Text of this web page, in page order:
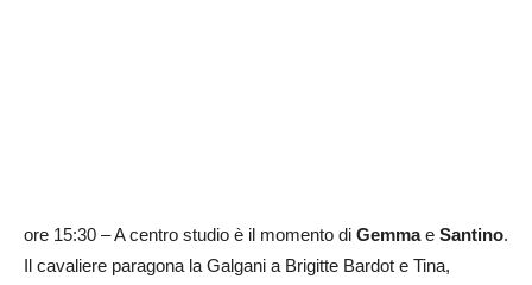
ore 15:30 – A centro studio è il momento di Gemmae Santino.
Il cavaliere paragona la Galgani a Brigitte Bardot e Tina,